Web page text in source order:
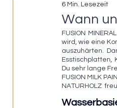
DESIGN ANLEITUNGEN
Wann
6 Min. Lesezeit
FUSION
wird, wie eine
auszuhärten.
Esstischplatten,
Du sehr lange
FUSION MILK
NATURHOLZ